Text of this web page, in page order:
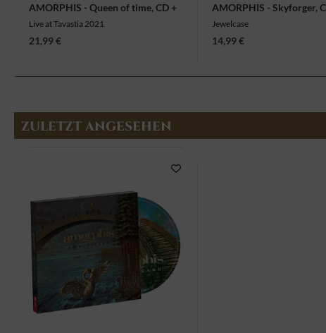
AMORPHIS - Queen of time, CD +
Blu-ray
Live at Tavastia 2021
21,99 €
AMORPHIS - Skyforger,
Jewelcase
14,99 €
ZULETZT ANGESEHEN